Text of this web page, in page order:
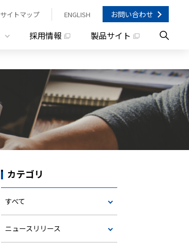
サイトマップ ENGLISH お問い合わせ
採用情報 製品サイト
カテゴリ
すべて
ニュースリリース